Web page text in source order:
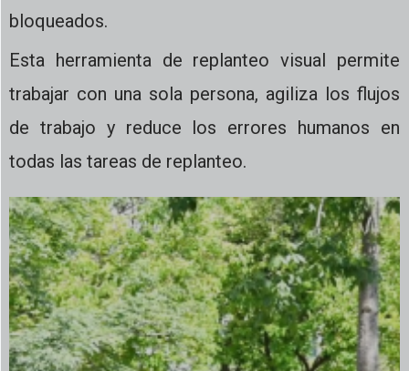
bloqueados.
Esta herramienta de replanteo visual permite
trabajar con una sola persona, agiliza los flujos
de trabajo y reduce los errores humanos en
todas las tareas de replanteo.